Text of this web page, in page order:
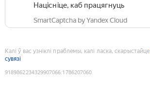
Націсніце, каб працягнуць
SmartCaptcha by Yandex Cloud
Калі ў вас узніклі праблемы, калі ласка, скарыстайце
сувязі
9189862234329907066:1786207060